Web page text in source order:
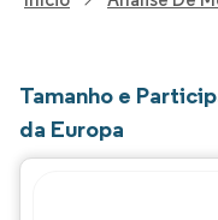
Tamanho e
da Europa